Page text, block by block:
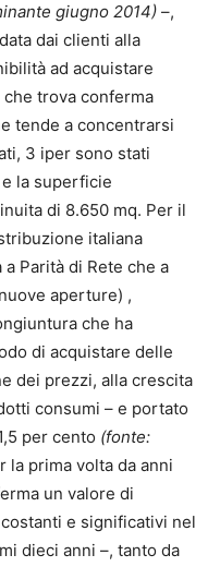
giugno 2014) –,
dai clienti alla
ad acquistare
trova conferma
tende a concentrarsi
3 iper sono stati
la superficie
di 8.650 mq. Per il
italiana
Parità di Rete che a
aperture) ,
che ha
di acquistare delle
dei prezzi, alla crescita
consumi – e portato
per cento (fonte:
la prima volta da anni
un valore di
e significativi nel
dieci anni –, tanto da